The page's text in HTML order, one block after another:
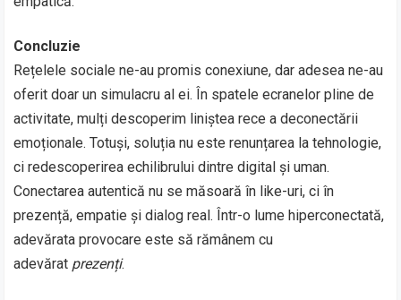
Concluzie
Rețelele sociale ne-au promis conexiune, dar adesea ne-au
oferit doar un simulacru al ei. În spatele ecranelor pline de
activitate, mulți descoperim liniștea rece a deconectării
emoționale. Totuși, soluția nu este renunțarea la tehnologie,
ci redescoperirea echilibrului dintre digital și uman.
Conectarea autentică nu se măsoară în like-uri, ci în
prezență, empatie și dialog real. Într-o lume hiperconectată,
adevărata provocare este să rămânem cu
adevărat prezenți.